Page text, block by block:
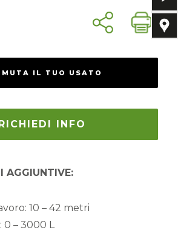
IL TUO USATO
INFO
AGGIUNTIVE:
10 – 42 metri
0 – 3000 L